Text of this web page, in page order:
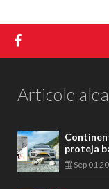
Articole
proteja
Sep 01